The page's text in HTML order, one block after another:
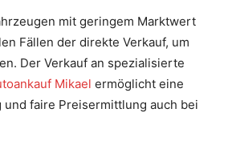
mit geringem Marktwert
Fällen der direkte Verkauf, um
Der Verkauf an spezialisierte
Mikael ermöglicht eine
faire Preisermittlung auch bei